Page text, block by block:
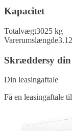
Kapacitet
Totalvægt3025 kg
Varerumslængde
Skræddersy din
Din leasingaftale
Få en leasingaftale